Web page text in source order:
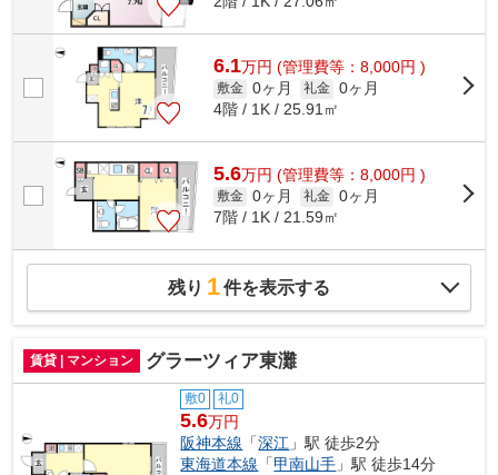
6.1万円 (管理費等：8,000円 )
敷金 0ヶ月 礼金 0ヶ月
4階 / 1K / 25.91㎡
5.6万円 (管理費等：8,000円 )
敷金 0ヶ月 礼金 0ヶ月
7階 / 1K / 21.59㎡
残り 1件を表示する
賃貸 | マンション グラーツィア東灘
敷0 礼0
5.6万円
阪神本線 「深江 」駅 徒歩2分
東海道本線 「甲南山手 」駅 徒歩14分